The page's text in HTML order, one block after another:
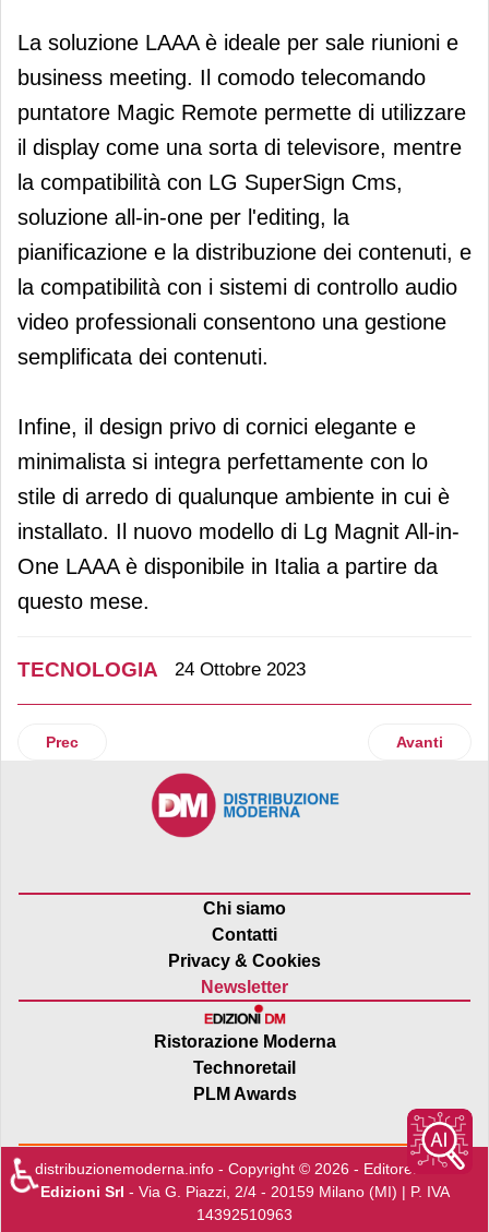
La soluzione LAAA è ideale per sale riunioni e
business meeting. Il comodo telecomando
puntatore Magic Remote permette di utilizzare
il display come una sorta di televisore, mentre
la compatibilità con LG SuperSign Cms,
soluzione all-in-one per l'editing, la
pianificazione e la distribuzione dei contenuti, e
la compatibilità con i sistemi di controllo audio
video professionali consentono una gestione
semplificata dei contenuti.
Infine, il design privo di cornici elegante e
minimalista si integra perfettamente con lo
stile di arredo di qualunque ambiente in cui è
installato. Il nuovo modello di Lg Magnit All-in-
One LAAA è disponibile in Italia a partire da
questo mese.
TECNOLOGIA 24 Ottobre 2023
Articolo precedente: Dove e Nike lanciano una
Prec Articolo
Avanti
Chi siamo
Contatti
Privacy & Cookies
Newsletter
Ristorazione Moderna
Technoretail
PLM Awards
distribuzionemoderna.info - Copyright © 2026 - Editore:Edra
Edizioni Srl - Via G. Piazzi, 2/4 - 20159 Milano (MI) | P. IVA
14392510963